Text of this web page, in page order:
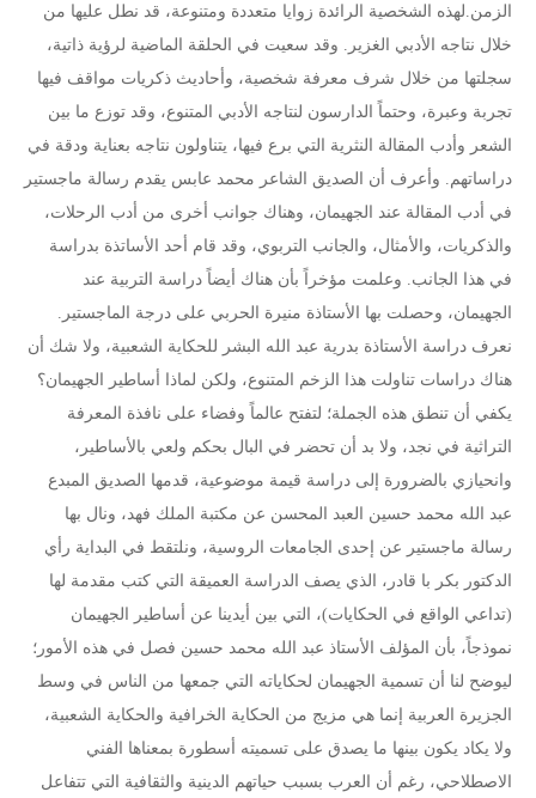
الزمن.لهذه الشخصية الرائدة زوايا متعددة ومتنوعة، قد نطل عليها من
خلال نتاجه الأدبي الغزير. وقد سعيت في الحلقة الماضية لرؤية ذاتية،
سجلتها من خلال شرف معرفة شخصية، وأحاديث ذكريات مواقف فيها
تجربة وعبرة، وحتماً الدارسون لنتاجه الأدبي المتنوع، وقد توزع ما بين
الشعر وأدب المقالة النثرية التي برع فيها، يتناولون نتاجه بعناية ودقة في
دراساتهم. وأعرف أن الصديق الشاعر محمد عابس يقدم رسالة ماجستير
في أدب المقالة عند الجهيمان، وهناك جوانب أخرى من أدب الرحلات،
والذكريات، والأمثال، والجانب التربوي، وقد قام أحد الأساتذة بدراسة
في هذا الجانب. وعلمت مؤخراً بأن هناك أيضاً دراسة التربية عند
الجهيمان، وحصلت بها الأستاذة منيرة الحربي على درجة الماجستير.
نعرف دراسة الأستاذة بدرية عبد الله البشر للحكاية الشعبية، ولا شك أن
هناك دراسات تناولت هذا الزخم المتنوع، ولكن لماذا أساطير الجهيمان؟
يكفي أن تنطق هذه الجملة؛ لتفتح عالماً وفضاء على نافذة المعرفة
التراثية في نجد، ولا بد أن تحضر في البال بحكم ولعي بالأساطير،
وانحيازي بالضرورة إلى دراسة قيمة موضوعية، قدمها الصديق المبدع
عبد الله محمد حسين العبد المحسن عن مكتبة الملك فهد، ونال بها
رسالة ماجستير عن إحدى الجامعات الروسية، ونلتقط في البداية رأي
الدكتور بكر با قادر، الذي يصف الدراسة العميقة التي كتب مقدمة لها
(تداعي الواقع في الحكايات)، التي بين أيدينا عن أساطير الجهيمان
نموذجاً، بأن المؤلف الأستاذ عبد الله محمد حسين فصل في هذه الأمور؛
ليوضح لنا أن تسمية الجهيمان لحكاياته التي جمعها من الناس في وسط
الجزيرة العربية إنما هي مزيج من الحكاية الخرافية والحكاية الشعبية،
ولا يكاد يكون بينها ما يصدق على تسميته أسطورة بمعناها الفني
الاصطلاحي، رغم أن العرب بسبب حياتهم الدينية والثقافية التي تتفاعل